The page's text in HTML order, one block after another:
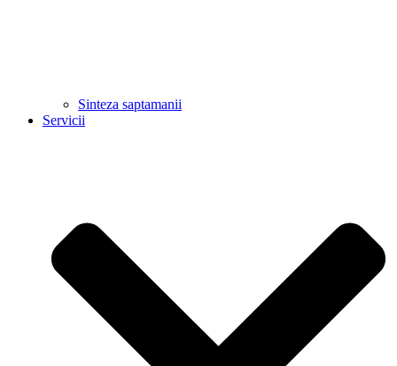
Sinteza saptamanii
Servicii